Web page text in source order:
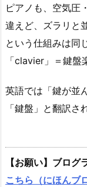
ピアノも、空気圧
違えど、ズラリと
という仕組みは同
「clavier」＝鍵盤
英語では「鍵が並
「鍵盤」と翻訳さ
【お願い】ブロ
こちら（にほんブ